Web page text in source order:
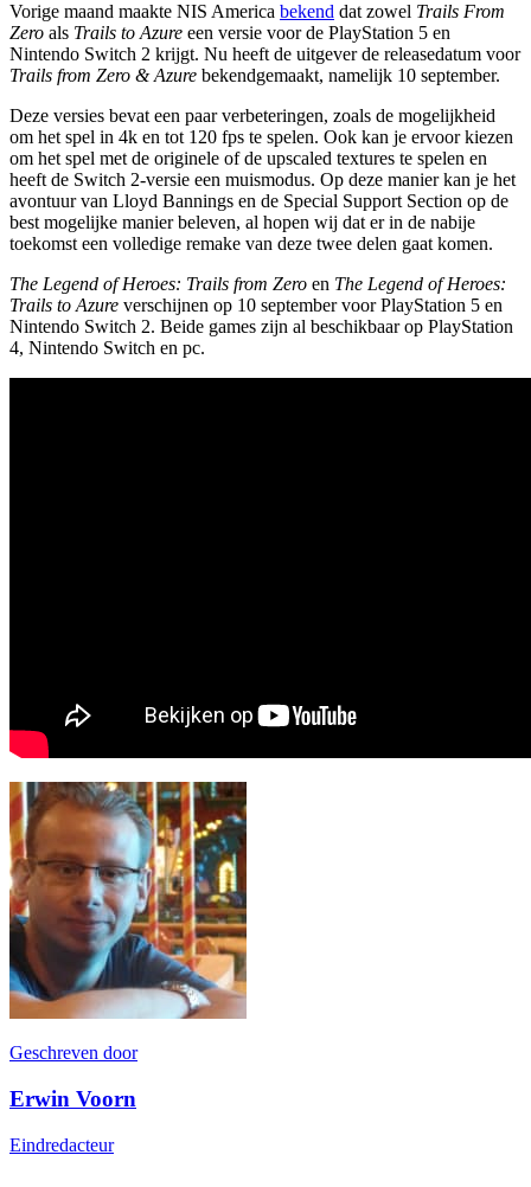
Vorige maand maakte NIS America bekend dat zowel Trails From
Zero als Trails to Azure een versie voor de PlayStation 5 en
Nintendo Switch 2 krijgt. Nu heeft de uitgever de releasedatum voor
Trails from Zero & Azure bekendgemaakt, namelijk 10 september.
Deze versies bevat een paar verbeteringen, zoals de mogelijkheid
om het spel in 4k en tot 120 fps te spelen. Ook kan je ervoor kiezen
om het spel met de originele of de upscaled textures te spelen en
heeft de Switch 2-versie een muismodus. Op deze manier kan je het
avontuur van Lloyd Bannings en de Special Support Section op de
best mogelijke manier beleven, al hopen wij dat er in de nabije
toekomst een volledige remake van deze twee delen gaat komen.
The Legend of Heroes: Trails from Zero en The Legend of Heroes:
Trails to Azure verschijnen op 10 september voor PlayStation 5 en
Nintendo Switch 2. Beide games zijn al beschikbaar op PlayStation
4, Nintendo Switch en pc.
Geschreven door
Erwin Voorn
Eindredacteur